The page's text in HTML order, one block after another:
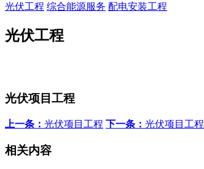
光伏工程 综合能源服务 配电安装工程
光伏工程
光伏项目工程
上一条： 光伏项目工程 下一条： 光伏项目工程
相关内容